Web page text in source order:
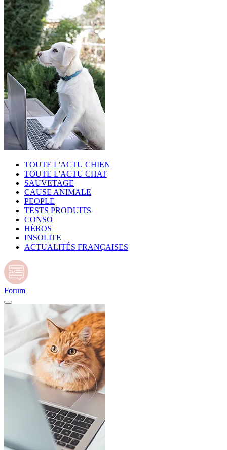
TOUTE L'ACTU CHIEN
TOUTE L'ACTU CHAT
SAUVETAGE
CAUSE ANIMALE
PEOPLE
TESTS PRODUITS
CONSO
HÉROS
INSOLITE
ACTUALITÉS FRANÇAISES
Forum